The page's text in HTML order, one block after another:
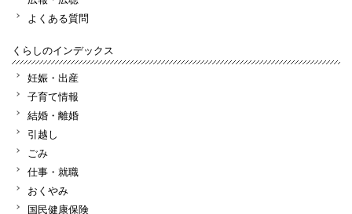
よくある質問
くらしのインデックス
妊娠・出産
子育て情報
結婚・離婚
引越し
ごみ
仕事・就職
おくやみ
国民健康保険